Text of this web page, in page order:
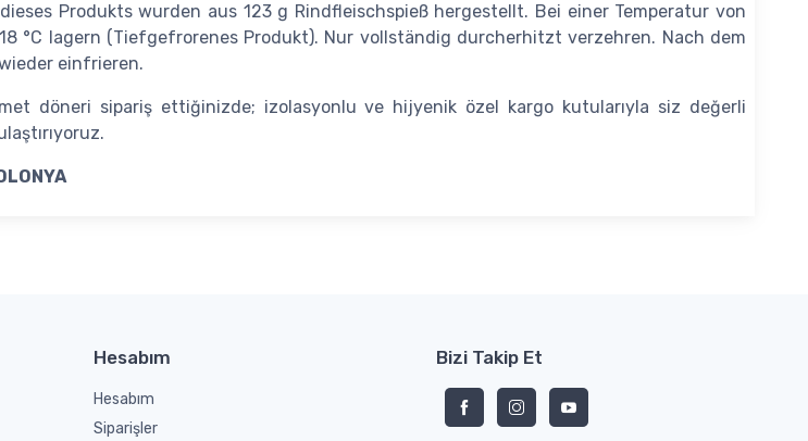
Produkts wurden aus 123 g Rindfleischspieß hergestellt. Bei einer Temperatur von
°C lagern (Tiefgefrorenes Produkt). Nur vollständig durcherhitzt verzehren. Nach dem
einfrieren.
döneri sipariş ettiğinizde; izolasyonlu ve hijyenik özel kargo kutularıyla siz değerli
Hesabım
Hesabım
Siparişler
Bizi Takip Et